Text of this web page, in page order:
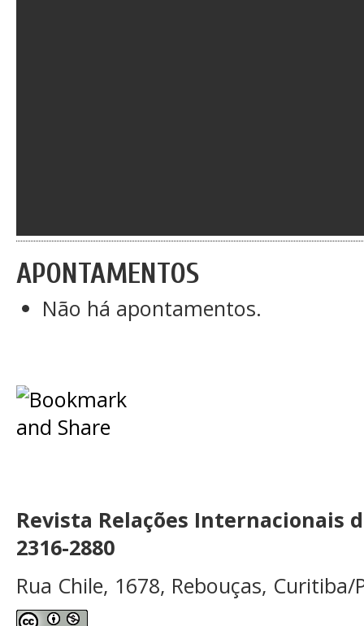
APONTAMENTOS
Não há apontamentos.
Revista Relações Internacionais
2316-2880
Rua Chile, 1678, Rebouças, Curitiba/